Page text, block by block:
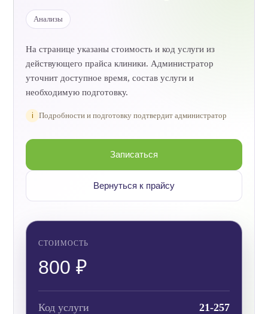
Анализы
На странице указаны стоимость и код услуги из
действующего прайса клиники. Администратор
уточнит доступное время, состав услуги и
необходимую подготовку.
i Подробности и подготовку подтвердит администратор
Записаться
Вернуться к прайсу
СТОИМОСТЬ
800 ₽
Код услуги 21-257